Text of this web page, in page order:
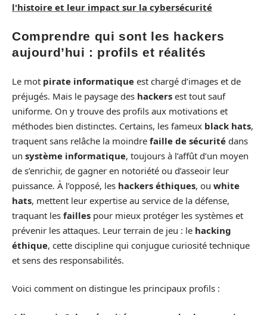
l'histoire et leur impact sur la cybersécurité
Comprendre qui sont les hackers
aujourd’hui : profils et réalités
Le mot pirate informatique est chargé d’images et de
préjugés. Mais le paysage des hackers est tout sauf
uniforme. On y trouve des profils aux motivations et
méthodes bien distinctes. Certains, les fameux black hats,
traquent sans relâche la moindre faille de sécurité dans
un système informatique, toujours à l’affût d’un moyen
de s’enrichir, de gagner en notoriété ou d’asseoir leur
puissance. À l’opposé, les hackers éthiques, ou white
hats, mettent leur expertise au service de la défense,
traquant les failles pour mieux protéger les systèmes et
prévenir les attaques. Leur terrain de jeu : le hacking
éthique, cette discipline qui conjugue curiosité technique
et sens des responsabilités.
Voici comment on distingue les principaux profils :